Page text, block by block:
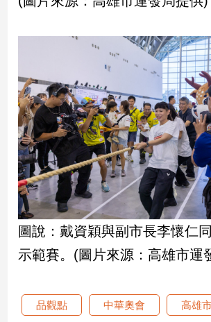
稿
區
【我
的
觀
點】
圖說：戴資穎與副市長李懷仁
示範賽。(圖片來源：高雄市運
品觀點 中華奧會 高雄